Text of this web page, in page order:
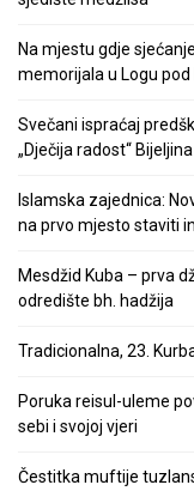
Na mjestu gdje
memorijala u Logu
Svečani ispraćaj
„Dječija radost“ Bijeljina
Islamska zajednica:
na prvo mjesto staviti
Mesdžid Kuba – prva
odredište bh. hadžija
Tradicionalna, 23.
Poruka reisul-uleme
sebi i svojoj vjeri
Čestitka muftije